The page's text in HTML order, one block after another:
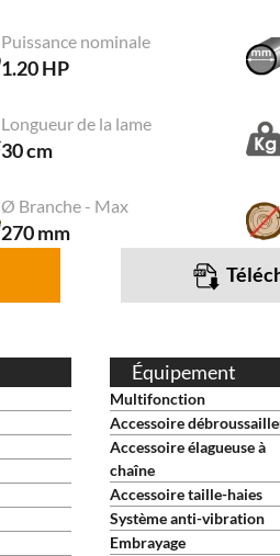
Puissance nominale
1.20 HP
Longueur de la lame
30 cm
Ø Branche - Max
270 mm
Équipement
Multifonction
Accessoire
Accessoire élagueuse à
chaîne
Accessoire taille-haies
Système anti-vibration
Embrayage